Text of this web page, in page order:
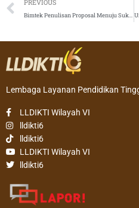
PREVIOUS
Bimtek Penulisan Proposal Menuju Sukses Hibah DRPM Penelitian dan Pengabdian Kepada Masyarakat
Lembaga Layanan Pendidikan
LLDIKTI Wilayah VI
lldikti6
lldikti6
LLDIKTI Wilayah VI
lldikti6